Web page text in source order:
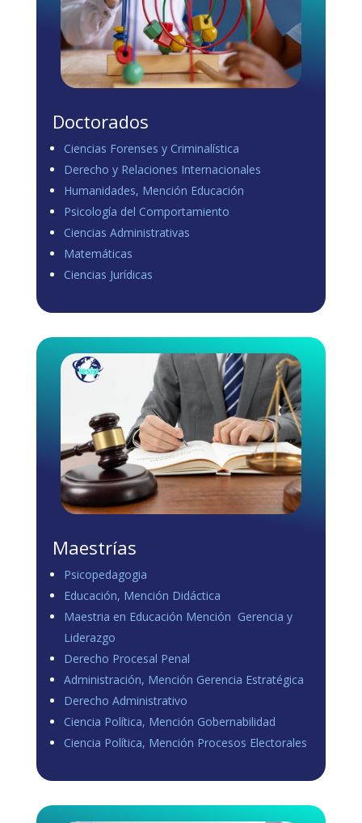
Load more
Doctorados
Ciencias Forenses y Criminalística
Derecho y Relaciones Internacionales
Humanidades, Mención Educación
Psicología del Comportamiento
Ciencias Administrativas
Matemáticas
Ciencias Jurídicas
Maestrías
Psicopedagogia
Educación, Mención Didáctica
Maestria en Educación Mención Gerencia y
Liderazgo
Derecho Procesal Penal
Administración, Mención Gerencia Estratégica
Derecho Administrativo
Ciencia Política, Mención Gobernabilidad
Ciencia Política, Mención Procesos Electorales